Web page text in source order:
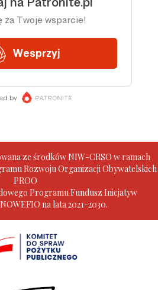
ze środków NIW-CRSO w ramach
Rozwoju Organizacji Obywatelskich
PROO
Programu Fundusz Inicjatyw
na lata 2021-2030.